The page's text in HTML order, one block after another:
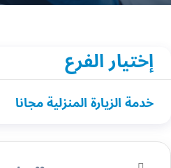
إختيار الفرع
خدمة الزيارة المنزلية مجانا